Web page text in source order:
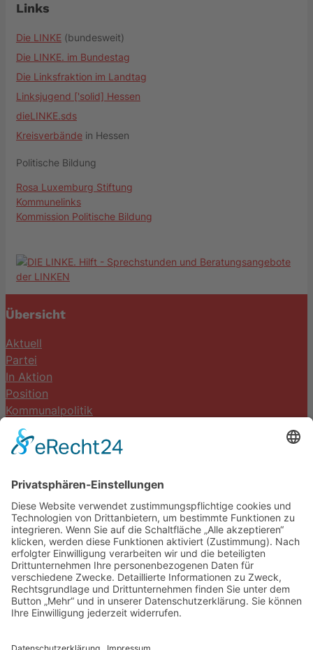
Links
Die LINKE (bundesweit)
Die LINKE. im Bundestag
Die Linksfraktion im Landtag
Linksjugend ['solid] Hessen
dieLINKE.sds
Kreisverbände in Hessen
Politische Bildung
Rosa Luxemburg Stiftung
Kommunelinks
Kommission Politische Bildung
Übersicht
Aktuell
Partei
In Aktion
Position
Kommunalpolitik
Termine
DIE LINKE. Schwalm-Eder
Steingasse 5
34613 Schwalmstadt
Tel.06691 8077899
info@die-linke-schwalm-eder.de
Gesetzliches
Impressum